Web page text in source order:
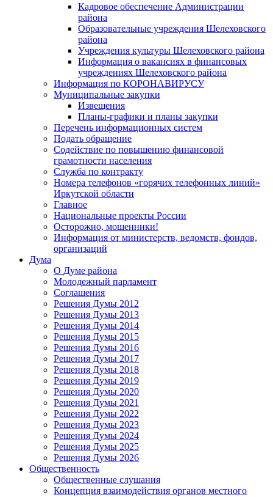
Кадровое обеспечение Администрации
района
Образовательные учреждения Шелеховского
района
Учреждения культуры Шелеховского района
Информация о вакансиях в финансовых
учреждениях Шелеховского района
Информация по КОРОНАВИРУСУ
Муниципальные закупки
Извещения
Планы-графики и планы закупки
Перечень информационных систем
Подать обращение
Содействие по повышению финансовой
грамотности населения
Служба по контракту
Номера телефонов «горячих телефонных линий»
Иркутской области
Главное
Национальные проекты России
Осторожно, мошенники!
Информация от министерств, ведомств, фондов,
организаций
Дума
О Думе района
Молодежный парламент
Соглашения
Решения Думы 2012
Решения Думы 2013
Решения Думы 2014
Решения Думы 2015
Решения Думы 2016
Решения Думы 2017
Решения Думы 2018
Решения Думы 2019
Решения Думы 2020
Решения Думы 2021
Решения Думы 2022
Решения Думы 2023
Решения Думы 2024
Решения Думы 2025
Решения Думы 2026
Общественность
Общественные слушания
Концепция взаимодействия органов местного